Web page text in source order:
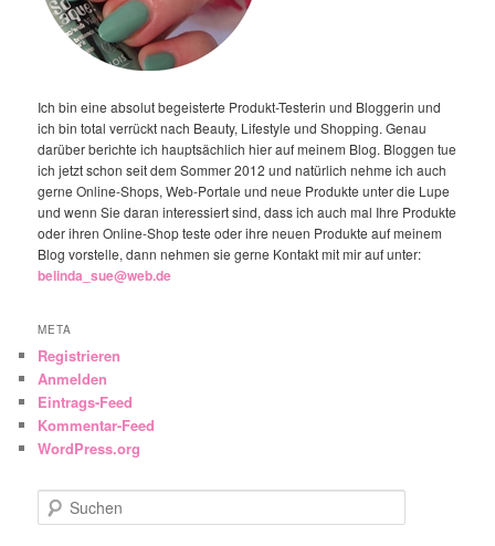
Ich bin eine absolut begeisterte Produkt-Testerin und Bloggerin und
ich bin total verrückt nach Beauty, Lifestyle und Shopping. Genau
darüber berichte ich hauptsächlich hier auf meinem Blog. Bloggen tue
ich jetzt schon seit dem Sommer 2012 und natürlich nehme ich auch
gerne Online-Shops, Web-Portale und neue Produkte unter die Lupe
und wenn Sie daran interessiert sind, dass ich auch mal Ihre Produkte
oder ihren Online-Shop teste oder ihre neuen Produkte auf meinem
Blog vorstelle, dann nehmen sie gerne Kontakt mit mir auf unter:
belinda_sue@web.de
META
Registrieren
Anmelden
Eintrags-Feed
Kommentar-Feed
WordPress.org
Suchen